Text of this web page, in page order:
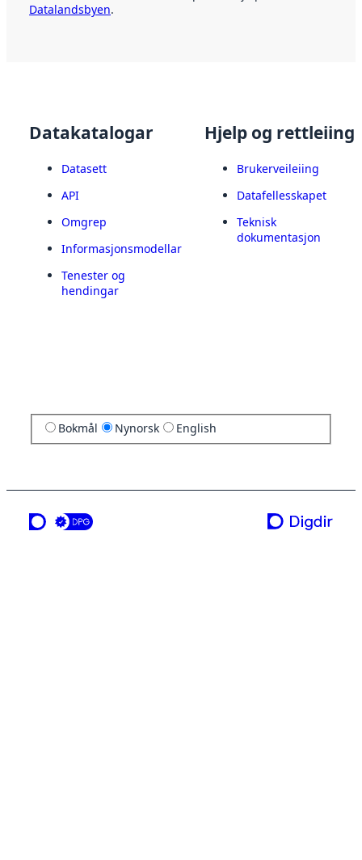
Datalandsbyen.
Datakatalogar
Datasett
API
Omgrep
Informasjonsmodellar
Tenester og
hendingar
Hjelp og rettleiing
Brukerveileiing
Datafellesskapet
Teknisk
dokumentasjon
Bokmål Nynorsk English